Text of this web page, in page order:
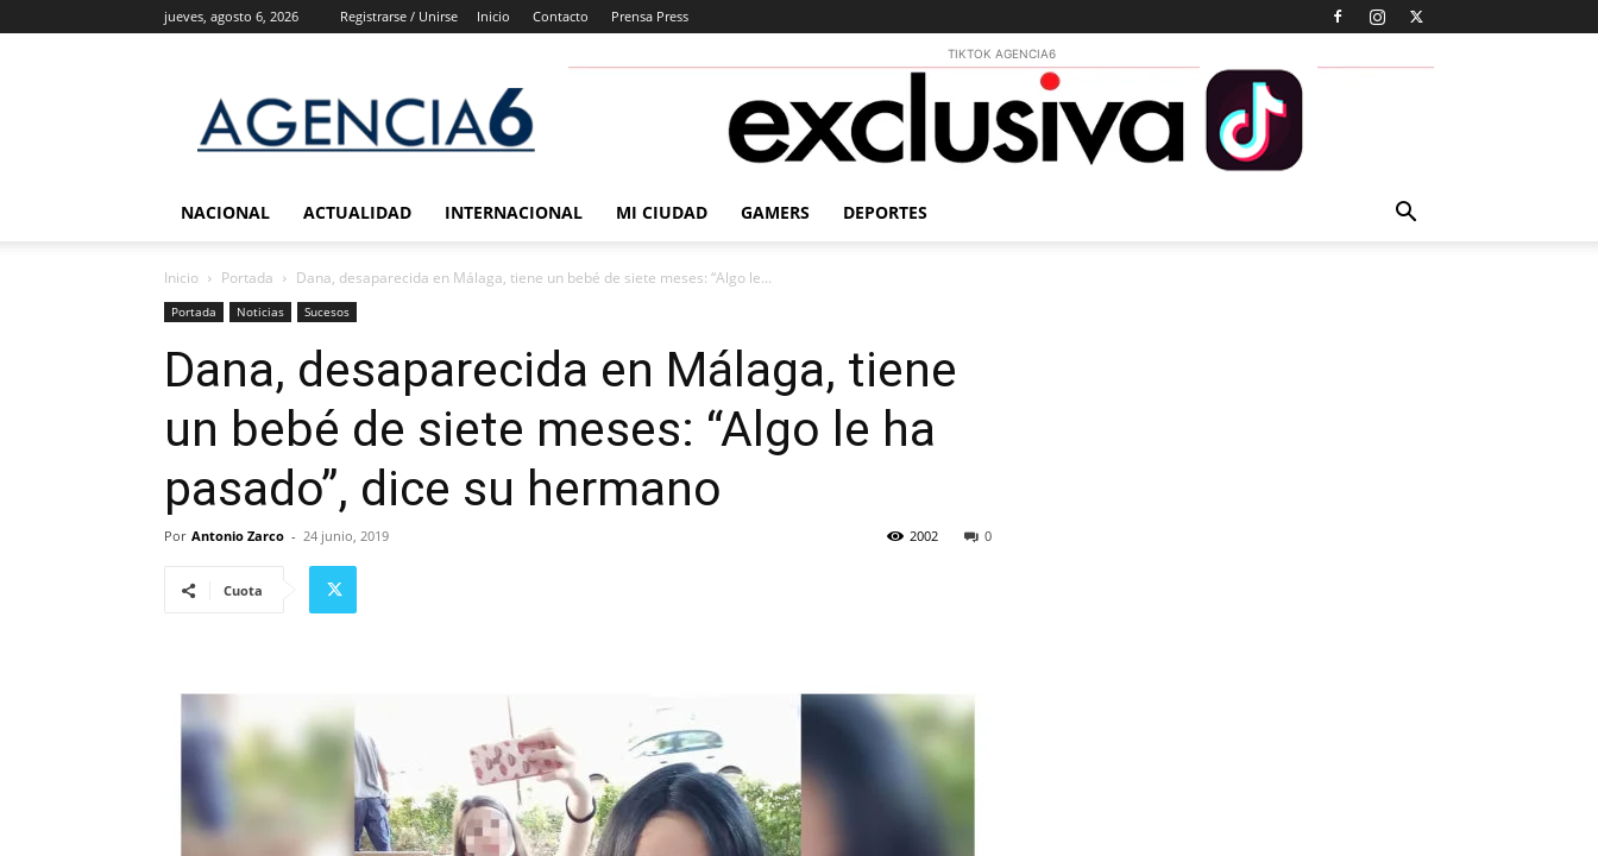
jueves, agosto 6, 2026 Registrarse / Unirse Inicio Contacto Prensa Press
6
Noticias
TIKTOK AGENCIA6
NACIONAL ACTUALIDAD INTERNACIONAL MI CIUDAD GAMERS DEPORTES
Inicio Portada Dana, desaparecida en Málaga, tiene un bebé de siete meses: “Algo le...
Portada Noticias Sucesos
Dana, desaparecida en Málaga, tiene
un bebé de siete meses: “Algo le ha
pasado”, dice su hermano
Por Antonio Zarco - 24 junio, 2019 0
2002
Cuota